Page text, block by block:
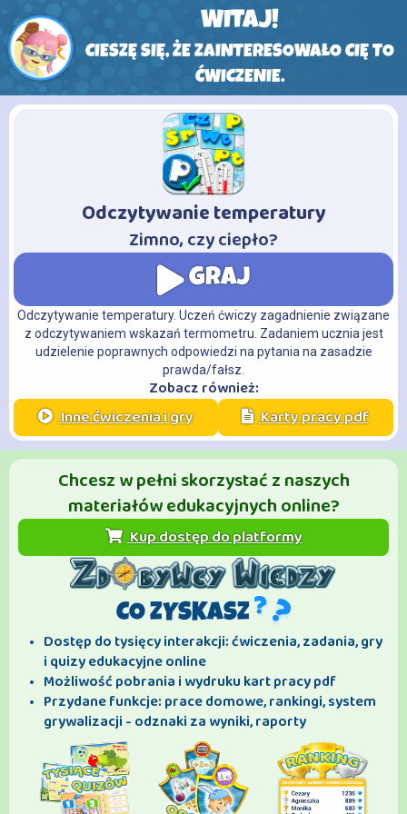
WITAJ!
CIESZĘ SIĘ, ŻE ZAINTERESOWAŁO CIĘ TO
ĆWICZENIE.
Odczytywanie temperatury
- Zimno, czy ciepło?
GRAJ
Odczytywanie temperatury. Uczeń ćwiczy zagadnienie związane
z odczytywaniem wskazań termometru. Zadaniem ucznia jest
udzielenie poprawnych odpowiedzi na pytania na zasadzie
prawda/fałsz.
Zobacz również:
Inne ćwiczenia i gry Karty pracy pdf
Chcesz w pełni skorzystać z naszych
materiałów edukacyjnych online?
Kup dostęp do platformy
CO ZYSKASZ
Dostęp do tysięcy interakcji: ćwiczenia, zadania, gry
i quizy edukacyjne online
Możliwość pobrania i wydruku kart pracy pdf
Przydane funkcje: prace domowe, rankingi, system
grywalizacji - odznaki za wyniki, raporty